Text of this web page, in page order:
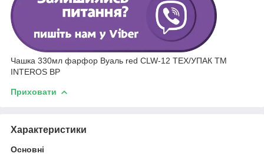
Чашка 330мл фарфор Вуаль red CLW-12 ТЕХ/УПАК ТМ
INTEROS BP
Приховати
Характеристики
Основні